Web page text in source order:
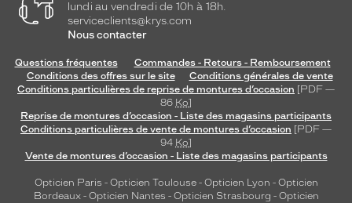
lundi au vendredi de 10h à 18h.
serviceclients@krys.com
Nous contacter
Questions fréquentes
Commandes - Retours - Remboursement
Conditions des offres sur le site
Conditions générales de vente
Conditions particulières de reprise de montures d’occasion [PDF —
86 Ko]
Reprise de montures d’occasion - Liste des magasins participants
Conditions particulières de vente de montures d’occasion [PDF —
94 Ko]
Vente de montures d’occasion - Liste des magasins participants
Opticien Paris - Opticien Toulouse- Opticien Lyon - Opticien
Bordeaux- Opticien Nantes - Opticien Strasbourg - Opticien